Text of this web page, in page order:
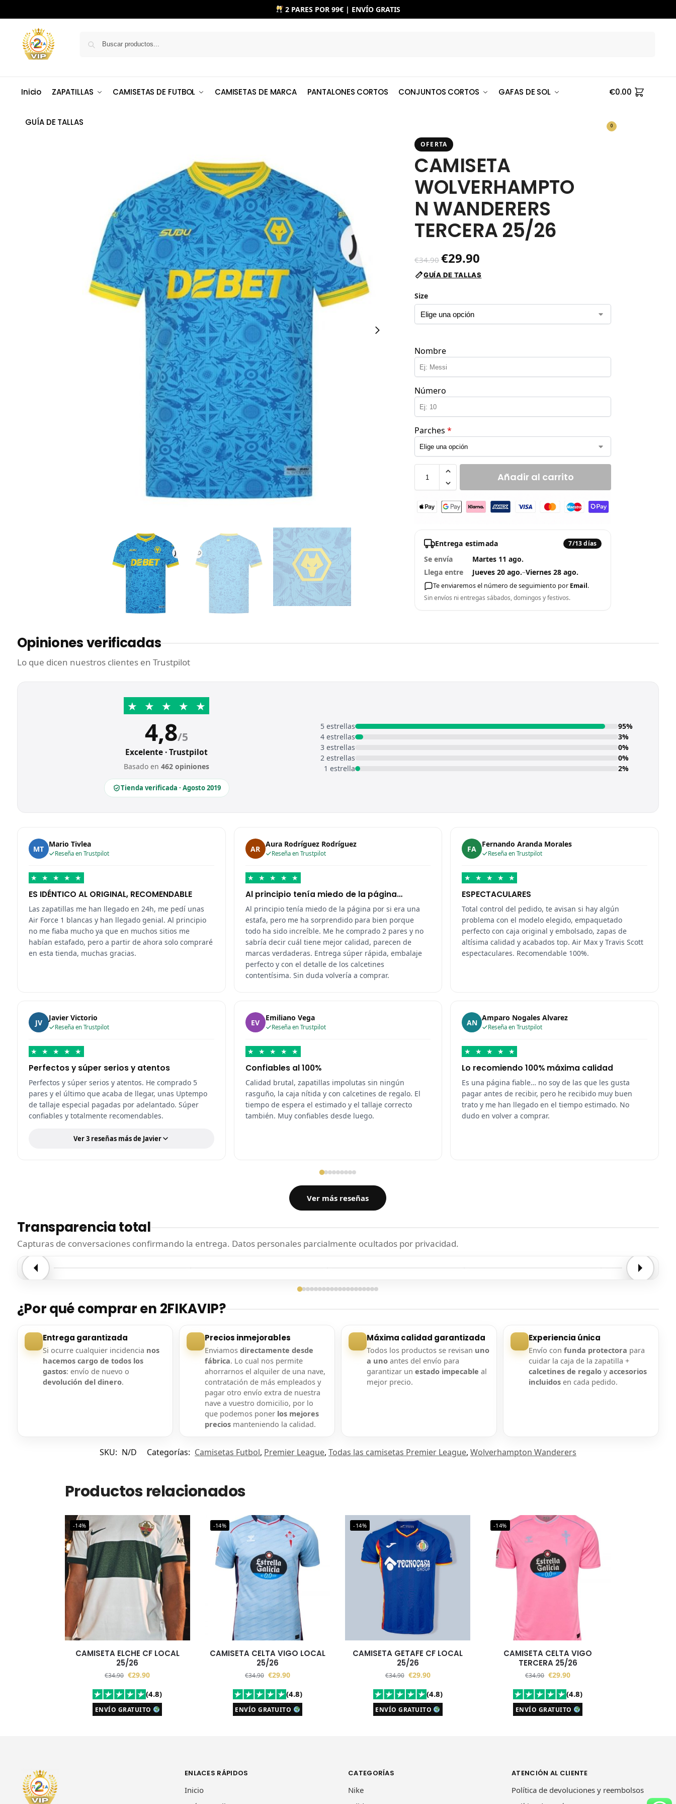
2 PARES POR 99€ | ENVÍO GRATIS
Inicio ZAPATILLAS CAMISETAS DE FUTBOL CAMISETAS DE MARCA PANTALONES CORTOS CONJUNTOS CORTOS GAFAS DE SOL
GUÍA DE TALLAS
€0.00
0
OFERTA
CAMISETA
WOLVERHAMPTO
N WANDERERS
TERCERA 25/26
€34.90 €29.90
GUÍA DE TALLAS
Size
Nombre
Número
Parches *
Añadir al carrito
Entrega estimada 7/13 días
Se envía
Martes 11 ago.
Llega entre
Jueves 20 ago.–Viernes 28 ago.
Te enviaremos el número de seguimiento por Email.
Sin envíos ni entregas sábados, domingos y festivos.
Opiniones verificadas
Lo que dicen nuestros clientes en Trustpilot
★ ★ ★ ★ ★
4,8/5
Excelente · Trustpilot
Basado en462 opiniones
Tienda verificada · Agosto 2019
5 estrellas
95%
4 estrellas
3%
3 estrellas
0%
2 estrellas
0%
1 estrella
2%
MT Mario Tivlea
Reseña en Trustpilot
★ ★ ★ ★ ★
ES IDÉNTICO AL ORIGINAL, RECOMENDABLE
Las zapatillas me han llegado en 24h, me pedí unas
Air Force 1 blancas y han llegado genial. Al principio
no me fiaba mucho ya que en muchos sitios me
habían estafado, pero a partir de ahora solo compraré
en esta tienda, muchas gracias.
AR Aura Rodríguez Rodríguez
Reseña en Trustpilot
★ ★ ★ ★ ★
Al principio tenía miedo de la página…
Al principio tenía miedo de la página por si era una
estafa, pero me ha sorprendido para bien porque
todo ha sido increíble. Me he comprado 2 pares y no
sabría decir cuál tiene mejor calidad, parecen de
marcas verdaderas. Entrega súper rápida, embalaje
perfecto y con el detalle de los calcetines
contentísima. Sin duda volvería a comprar.
FA Fernando Aranda Morales
Reseña en Trustpilot
★ ★ ★ ★ ★
ESPECTACULARES
Total control del pedido, te avisan si hay algún
problema con el modelo elegido, empaquetado
perfecto con caja original y embolsado, zapas de
altísima calidad y acabados top. Air Max y Travis Scott
espectaculares. Recomendable 100%.
JV Javier Victorio
Reseña en Trustpilot
★ ★ ★ ★ ★
Perfectos y súper serios y atentos
Perfectos y súper serios y atentos. He comprado 5
pares y el último que acaba de llegar, unas Uptempo
de tallaje especial pagadas por adelantado. Súper
confiables y totalmente recomendables.
Ver 3 reseñas más de Javier
EV Emiliano Vega
Reseña en Trustpilot
★ ★ ★ ★ ★
Confiables al 100%
Calidad brutal, zapatillas impolutas sin ningún
rasguño, la caja nítida y con calcetines de regalo. El
tiempo de espera el estimado y el tallaje correcto
también. Muy confiables desde luego.
AN Amparo Nogales Alvarez
Reseña en Trustpilot
★ ★ ★ ★ ★
Lo recomiendo 100% máxima calidad
Es una página fiable… no soy de las que les gusta
pagar antes de recibir, pero he recibido muy buen
trato y me han llegado en el tiempo estimado. No
dudo en volver a comprar.
Ver más reseñas
Transparencia total
Capturas de conversaciones confirmando la entrega. Datos personales parcialmente ocultados por privacidad.
Entrega confirmada
¿Por qué comprar en 2FIKAVIP?
Entrega garantizada
Si ocurre cualquier incidencia nos
hacemos cargo de todos los
gastos: envío de nuevo o
devolución del dinero.
Precios inmejorables
Enviamos directamente desde
fábrica. Lo cual nos permite
ahorrarnos el alquiler de una nave,
contratación de más empleados y
pagar otro envío extra de nuestra
nave a vuestro domicilio, por lo
que podemos poner los mejores
preciosmanteniendo la calidad.
Máxima calidad garantizada
Todos los productos se revisan uno
a unoantes del envío para
garantizar un estado impecable al
mejor precio.
Experiencia única
Envío confunda protectora para
cuidar la caja de la zapatilla +
calcetines de regalo yaccesorios
incluidos en cada pedido.
SKU: N/D Categorías: Camisetas Futbol, Premier League, Todas las camisetas Premier League, Wolverhampton Wanderers
Productos relacionados
-14%
CAMISETA ELCHE CF LOCAL
25/26
€34.90 €29.90
(4.8)
ENVÍO GRATUITO
-14%
CAMISETA CELTA VIGO LOCAL
25/26
€34.90 €29.90
(4.8)
ENVÍO GRATUITO
-14%
CAMISETA GETAFE CF LOCAL
25/26
€34.90 €29.90
(4.8)
ENVÍO GRATUITO
-14%
CAMISETA CELTA VIGO
TERCERA 25/26
€34.90 €29.90
(4.8)
ENVÍO GRATUITO
ENLACES RÁPIDOS
Inicio
CATEGORÍAS
Nike
ATENCIÓN AL CLIENTE
Política de devoluciones y reembolsos